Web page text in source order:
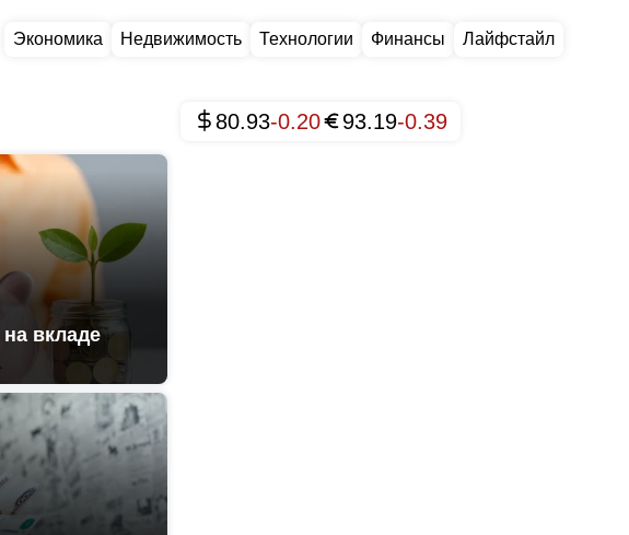
Экономика Недвижимость Технологии Финансы Лайфстайл
вкладе
80.93-0.20 93.19-0.39